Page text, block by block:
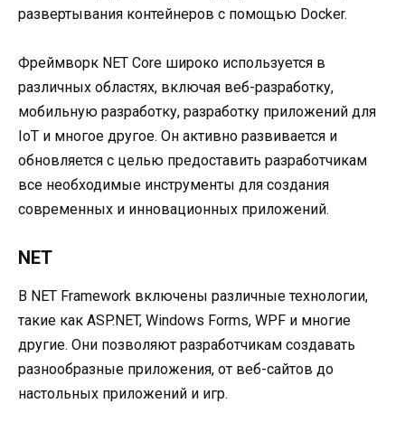
развертывания контейнеров с помощью Docker.
Фреймворк NET Core широко используется в
различных областях, включая веб-разработку,
мобильную разработку, разработку приложений для
IoT и многое другое. Он активно развивается и
обновляется с целью предоставить разработчикам
все необходимые инструменты для создания
современных и инновационных приложений.
NET
В NET Framework включены различные технологии,
такие как ASP.NET, Windows Forms, WPF и многие
другие. Они позволяют разработчикам создавать
разнообразные приложения, от веб-сайтов до
настольных приложений и игр.